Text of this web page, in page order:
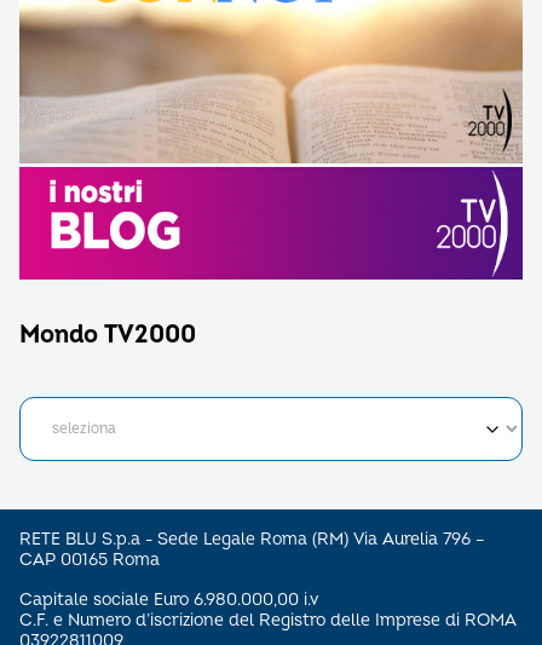
Mondo TV2000
RETE BLU S.p.a - Sede Legale Roma (RM) Via Aurelia 796 –
CAP 00165 Roma
Capitale sociale Euro 6.980.000,00 i.v
C.F. e Numero d’iscrizione del Registro delle Imprese di ROMA
03922811009